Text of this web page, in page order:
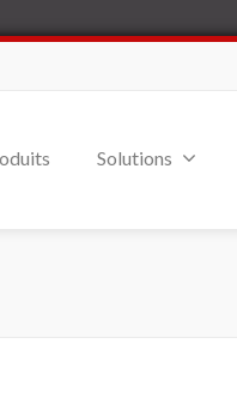
Solutions